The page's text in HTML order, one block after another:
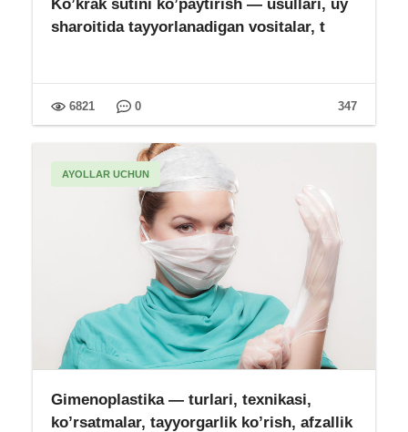
Ko’krak sutini ko’paytirish — usullari, uy
sharoitida tayyorlanadigan vositalar, t
347
6821 0
AYOLLAR UCHUN
Gimenoplastika — turlari, texnikasi,
ko’rsatmalar, tayyorgarlik ko’rish, afzallik